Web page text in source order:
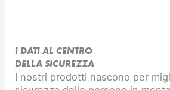
I DATI AL CENTRO
DELLA SICUREZZA
I nostri prodotti nascono per